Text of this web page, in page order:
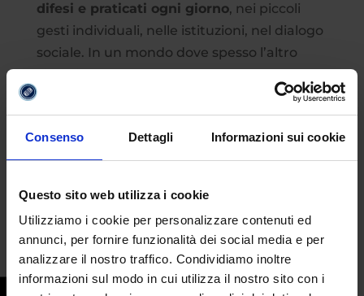
Consenso Dettagli Informazioni sui cookie
Questo sito web utilizza i cookie
Utilizziamo i cookie per personalizzare contenuti ed
annunci, per fornire funzionalità dei social media e per
analizzare il nostro traffico. Condividiamo inoltre
informazioni sul modo in cui utilizza il nostro sito con i
difesi e praticati ogni giorno, nei piccoli
gesti individuali, nelle istituzioni, nel dialogo
sociale. In un mondo dove spesso l’altro
viene ignorato, escluso o degradato,
ricordare che ogni persona ha valore è un
atto di resistenza. I diritti umani non sono
un “traguardo”, bensì un impegno
quotidiano.
#giornatamondialedirittiumani